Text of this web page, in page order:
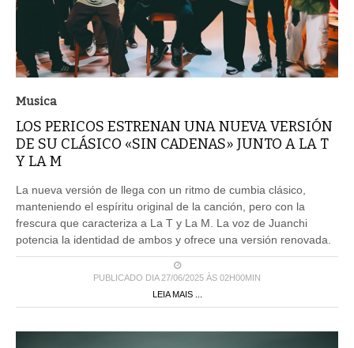
Musica
LOS PERICOS ESTRENAN UNA NUEVA VERSIÓN
DE SU CLÁSICO «SIN CADENAS» JUNTO A LA T
Y LA M
La nueva versión de llega con un ritmo de cumbia clásico,
manteniendo el espíritu original de la canción, pero con la
frescura que caracteriza a La T y La M. La voz de Juanchi
potencia la identidad de ambos y ofrece una versión renovada.
PUBLICADO DIA 27/06/2025 ÀS 02H00MIN
LEIA MAIS ...